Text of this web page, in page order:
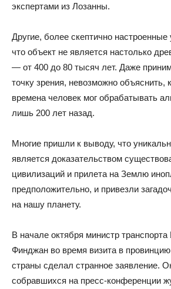
экспертами из Лозанны.
Другие, более скептично
что объект не является настолько
— от 400 до 80 тысяч лет. Даже
точку зрения, невозможно объяснить,
времена человек мог обрабатывать
лишь 200 лет назад.
Многие пришли к выводу, что
является доказательством
цивилизаций и прилета на Землю
предположительно, и привезли
на нашу планету.
В начале октября министр
Финджан во время визита в
страны сделал странное заявление.
собравшихся на пресс-конференции